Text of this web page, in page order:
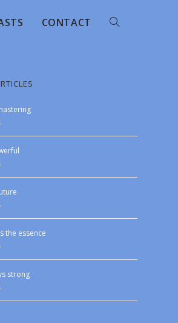
CONTACT
the essence
strong